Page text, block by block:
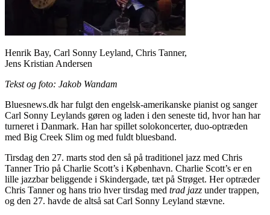
Henrik Bay, Carl Sonny Leyland, Chris Tanner,
Jens Kristian Andersen
Tekst og foto: Jakob Wandam
Bluesnews.dk har fulgt den engelsk-amerikanske pianist og sanger
Carl Sonny Leylands gøren og laden i den seneste tid, hvor han har
turneret i Danmark. Han har spillet solokoncerter, duo-optræden
med Big Creek Slim og med fuldt bluesband.
Tirsdag den 27. marts stod den så på traditionel jazz med Chris
Tanner Trio på Charlie Scott’s i København. Charlie Scott’s er en
lille jazzbar beliggende i Skindergade, tæt på Strøget. Her optræder
Chris Tanner og hans trio hver tirsdag med trad jazz under trappen,
og den 27. havde de altså sat Carl Sonny Leyland stævne.